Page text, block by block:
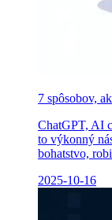
7 spôsobov,
ChatGPT, AI
to výkonný
bohatstvo,
2025-10-16